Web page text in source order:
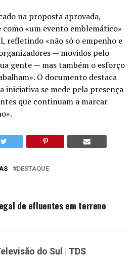
na proposta aprovada,
«um evento emblemático»
refletindo «não só o empenho e
— movidos pelo
gente — mas também o esforço
O documento destaca
iniciativa se mede pela presença
que continuam a marcar
DESTAQUE
de efluentes em terreno
do Sul | TDS